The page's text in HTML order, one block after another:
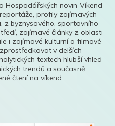
Hospodářských novin Víkend
profily zajímavých
z byznysového, sportovního
zajímavé články z oblasti
i zajímavé kulturní a filmové
v delších
textech hlubší vhled
trendů a současně
čtení na víkend.